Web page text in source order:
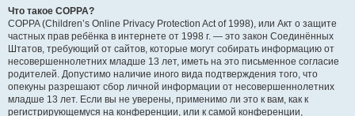
Что такое COPPA?
COPPA (Children’s Online Privacy Protection Act of 1998), или Акт о защите
частных прав ребёнка в интернете от 1998 г. — это закон Соединённых
Штатов, требующий от сайтов, которые могут собирать информацию от
несовершеннолетних младше 13 лет, иметь на это письменное согласие
родителей. Допустимо наличие иного вида подтверждения того, что
опекуны разрешают сбор личной информации от несовершеннолетних
младше 13 лет. Если вы не уверены, применимо ли это к вам, как к
регистрирующемуся на конференции, или к самой конференции,